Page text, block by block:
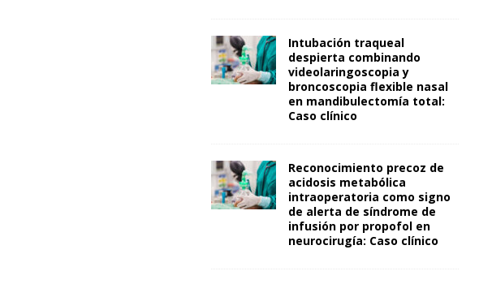
Intubación traqueal
despierta combinando
videolaringoscopia y
broncoscopia flexible nasal
en mandibulectomía total:
Caso clínico
Reconocimiento precoz de
acidosis metabólica
intraoperatoria como signo
de alerta de síndrome de
infusión por propofol en
neurocirugía: Caso clínico